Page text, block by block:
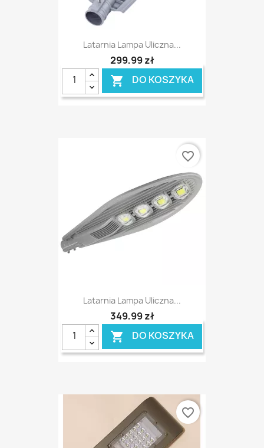
Latarnia Lampa Uliczna...
299,99 zł
 DO KOSZYKA
Latarnia Lampa Uliczna...
349,99 zł
 DO KOSZYKA
favorite_border
favorite_border